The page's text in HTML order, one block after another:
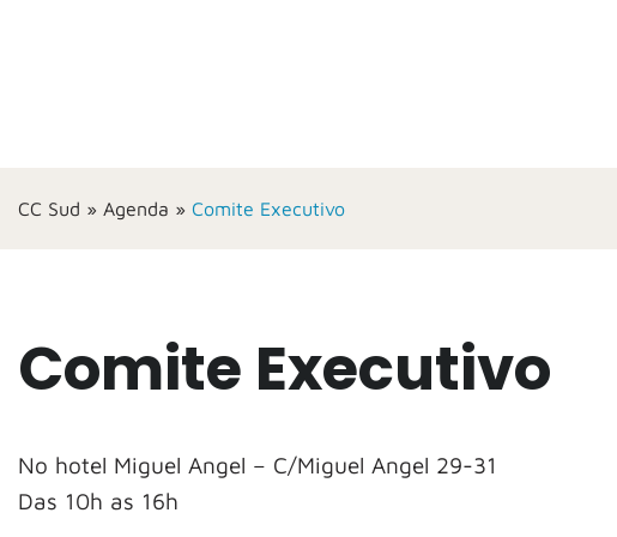
CC Sud » Agenda » Comite Executivo
Comite Executivo
No hotel Miguel Angel – C/Miguel Angel 29-31
Das 10h as 16h